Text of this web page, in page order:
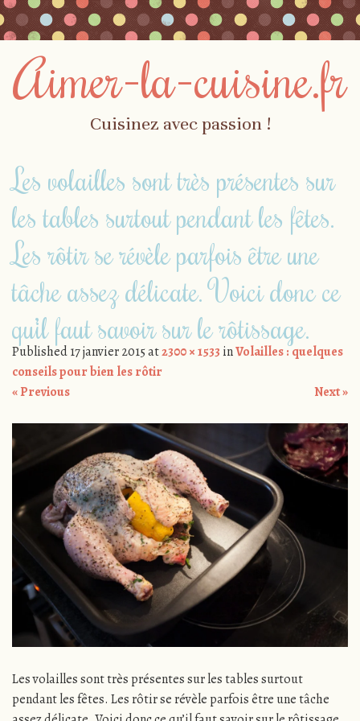
Aimer-la-cuisine.fr
Cuisinez avec passion !
Menu
Les volailles sont très présentes sur
les tables surtout pendant les fêtes.
Les rôtir se révèle parfois être une
tâche assez délicate. Voici donc ce
qu’il faut savoir sur le rôtissage.
Published17 janvier 2015at2300 × 1533 inVolailles : quelques
conseils pour bien les rôtir
« Previous
Next »
Les volailles sont très présentes sur les tables surtout
pendant les fêtes. Les rôtir se révèle parfois être une tâche